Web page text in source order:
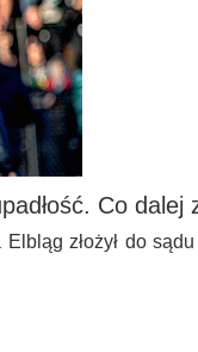
Co dalej
złożył do